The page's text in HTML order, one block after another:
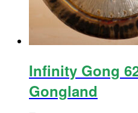
Infinity Gong
Gongland